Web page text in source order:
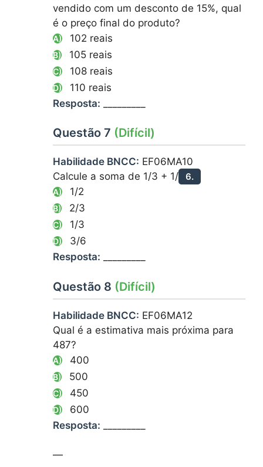
vendido com um desconto de 15%, qual
é o preço final do produto?
A) 102 reais
B) 105 reais
C) 108 reais
D)
110 reais
Resposta:
Questão 7 (Difícil)
Habilidade BNCC: EF06MA10
Calcule a soma de 1/3 + 1/
6.
A) 1/2
B) 2/3
C) 1/3
D)
3/6
Resposta:
Questão 8 (Difícil)
Habilidade BNCC: EF06MA12
Qual é a estimativa mais próxima para
487?
A) 400
B) 500
C) 450
D)
600
Resposta:
—